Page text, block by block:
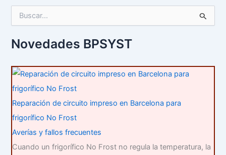
c
a
p
r
:
Novedades BPSYST
Reparación de circuito impreso en Barcelona para
frigorífico No Frost
Averías y fallos frecuentes
Cuando un frigorífico No Frost no regula la temperatura, la